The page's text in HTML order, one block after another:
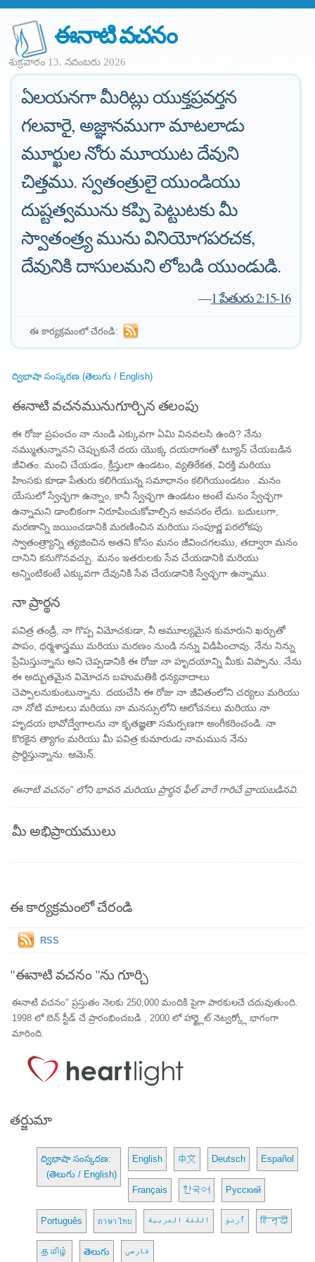
ఈనాటి వచనం
శుక్రవారం 13. నవంబరు 2026
ఏలయనగా మీరిట్లు యుక్తప్రవర్తన
గలవారై, అజ్ఞానముగా మాటలాడు
మూర్ఖుల నోరు మూయుట దేవుని
చిత్తము. స్వతంత్రులై యుండియు
దుష్టత్వమును కప్పి పెట్టుటకు మీ
స్వాతంత్ర్య మును వినియోగపరచక,
దేవునికి దాసులమని లోబడి యుండుడి.
—1 పేతురు 2:15-16
ఈ కార్యక్రమంలో చేరండి:
ద్విభాషా సంస్కరణ (తెలుగు / English)
ఈనాటి వచనమునుగూర్చిన తలంపు
ఈ రోజు ప్రపంచం నా నుండి ఎక్కువగా ఏమి వినవలసి ఉంది? నేను
నమ్ముతున్నానని చెప్పుకునే దయ యొక్క దయరాగంతో ట్యూన్ చేయబడిన
జీవితం. మంచి చేయడం, క్రీస్తులా ఉండటం, వ్యతిరేకత, విరక్తి మరియు
హింసకు కూడా పేతురు కలిగియున్న సమాధానం కలిగియుండటం . మనం
యేసులో స్వేచ్ఛగా ఉన్నాం, కానీ స్వేచ్ఛగా ఉండటం అంటే మనం స్వేచ్ఛగా
ఉన్నామని డాంబికంగా నిరూపించుకోవాల్సిన అవసరం లేదు. బదులుగా,
మరణాన్ని జయించడానికి మరణించిన మరియు సంపూర్ణ పరలోకపు
స్వాతంత్ర్యాన్ని త్యజించిన అతని కోసం మనం జీవించగలము, తద్వారా మనం
దానిని కనుగొనవచ్చు. మనం ఇతరులకు సేవ చేయడానికి మరియు
అన్నింటికంటే ఎక్కువగా దేవునికి సేవ చేయడానికి స్వేచ్ఛగా ఉన్నాము.
నా ప్రార్థన
పవిత్ర తండ్రీ, నా గొప్ప విమోచకుడా, నీ అమూల్యమైన కుమారుని ఖర్చుతో
పాపం, ధర్మశాస్త్రము మరియు మరణం నుండి నన్ను విడిపించావు. నేను నిన్ను
ప్రేమిస్తున్నాను అని చెప్పడానికి ఈ రోజు నా హృదయాన్ని మీకు విప్పాను. నేను
ఈ అద్భుతమైన విమోచన బహుమతికి ధన్యవాదాలు
చెప్పాలనుకుంటున్నాను. దయచేసి ఈ రోజు నా జీవితంలోని చర్యలు మరియు
నా నోటి మాటలు మరియు నా మనస్సులోని ఆలోచనలు మరియు నా
హృదయ భావోద్వేగాలను నా కృతజ్ఞతా సమర్పణగా అంగీకరించండి. నా
కొరకైన త్యాగం మరియు మీ పవిత్ర కుమారుడు నామమున నేను
ప్రార్థిస్తున్నాను. ఆమెన్.
ఈనాటి వచనం" లోని భావన మరియు ప్రార్థన ఫీల్ వారే గారిచే వ్రాయబడినవి.
మీ అభిప్రాయములు
ఈ కార్యక్రమంలో చేరండి
RSS
"ఈనాటి వచనం "ను గూర్చి
ఈనాటి వచనం" ప్రస్తుతం నెలకు 250,000 మందికి పైగా పాఠకులచే చదువుతుంది.
1998 లో బెన్ స్టీడ్ చే ప్రారంభించబడి , 2000 లో హార్ట్లైట్ నెట్వర్క్లో భాగంగా
మారింది.
తర్జుమా
ద్విభాషా సంస్కరణ:
(తెలుగు / English)
English 中文 Deutsch Español
Français 한국어 Русский
Português ภาษาไทย اللغة العربية اُردو हिन्दी
தமிழ் తెలుగు فارسی